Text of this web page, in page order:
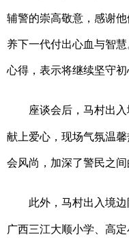
辅警的崇高敬意，感谢
养下一代付出心血与智
心得，表示将继续坚守初
座谈会后，马村出
献上爱心，现场气氛温
会风尚，加深了警民之间
此外，马村出入境
广西三江大顺小学、高